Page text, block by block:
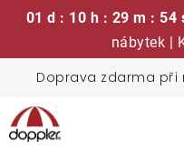
01 d : 10 h : 29 m : 53
nábytek |
obsah
Doprava zdarma při
Sedací soupravy
Slunečníky